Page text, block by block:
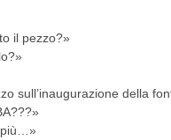
il pezzo?»
sull’inaugurazione della
più…»